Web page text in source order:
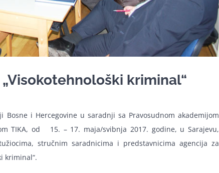
kriminal“
i Hercegovine u saradnji sa Pravosudnom akademijom
TIKA, od 15. – 17. maja/svibnja 2017. godine, u Sarajevu,
stručnim saradnicima i predstavnicima agencija za
kriminal“.